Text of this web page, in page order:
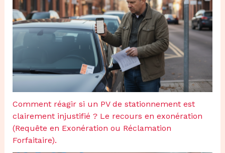
Comment réagir si un PV de stationnement est
clairement injustifié ? Le recours en exonération
(Requête en Exonération ou Réclamation
Forfaitaire).